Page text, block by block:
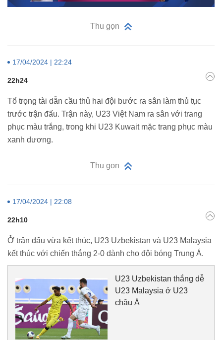
Thu gọn
17/04/2024 | 22:24
22h24
Tổ trọng tài dẫn cầu thủ hai đội bước ra sân làm thủ tục
trước trận đấu. Trận này, U23 Việt Nam ra sân với trang
phục màu trắng, trong khi U23 Kuwait mặc trang phục màu
xanh dương.
Thu gọn
17/04/2024 | 22:08
22h10
Ở trận đấu vừa kết thúc, U23 Uzbekistan và U23 Malaysia
kết thúc với chiến thắng 2-0 dành cho đội bóng Trung Á.
U23 Uzbekistan thắng dễ
U23 Malaysia ở U23
châu Á